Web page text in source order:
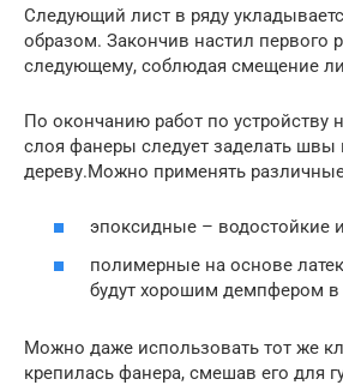
Следующий лист в ряду
образом. Закончив настил первого
следующему, соблюдая смещение
По окончанию работ по устройству
слоя фанеры следует заделать швы
дереву.Можно применять
эпоксидные – водостойкие
полимерные на основе
будут хорошим демпфером в
Можно даже использовать тот же
крепилась фанера, смешав его для